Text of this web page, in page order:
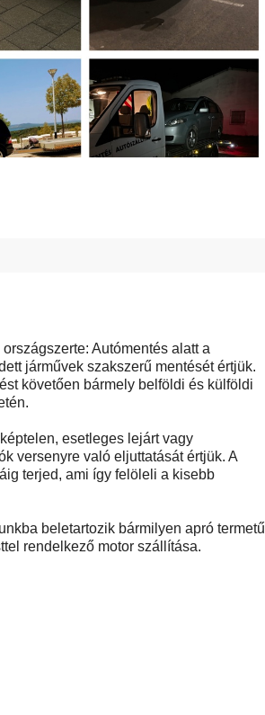
Autómentés alatt a
járművek szakszerű mentését értjük.
követően bármely belföldi és külföldi
esetleges lejárt vagy
versenyre való eljuttatását értjük. A
terjed, ami így felöleli a kisebb
beletartozik bármilyen apró termetű
rendelkező motor szállítása.